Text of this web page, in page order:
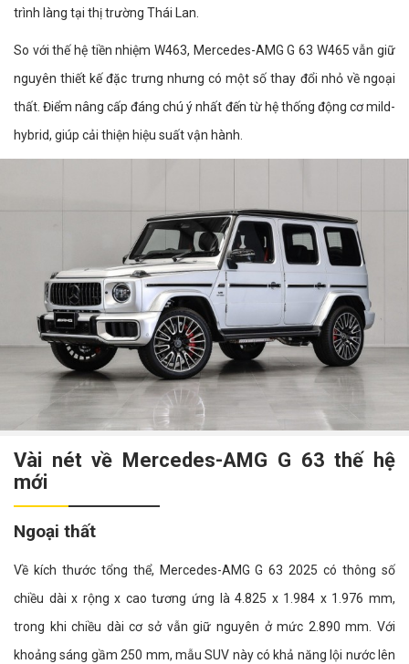
trình làng tại thị trường Thái Lan.
So với thế hệ tiền nhiệm W463, Mercedes-AMG G 63 W465 vẫn giữ
nguyên thiết kế đặc trưng nhưng có một số thay đổi nhỏ về ngoại
thất. Điểm nâng cấp đáng chú ý nhất đến từ hệ thống động cơ mild-
hybrid, giúp cải thiện hiệu suất vận hành.
Vài nét về Mercedes-AMG G 63 thế hệ
mới
Ngoại thất
Về kích thước tổng thể, Mercedes-AMG G 63 2025 có thông số
chiều dài x rộng x cao tương ứng là 4.825 x 1.984 x 1.976 mm,
trong khi chiều dài cơ sở vẫn giữ nguyên ở mức 2.890 mm. Với
khoảng sáng gầm 250 mm, mẫu SUV này có khả năng lội nước lên